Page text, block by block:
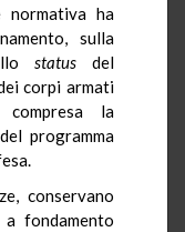
normativa ha
sulla
statusdel
corpi armati
la
programma
conservano
fondamento